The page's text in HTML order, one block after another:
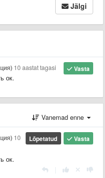
Jälgi
Vasta
10 aastat tagasi
ок.
Vanemad enne
Vasta
Lõpetatud
10
ок.